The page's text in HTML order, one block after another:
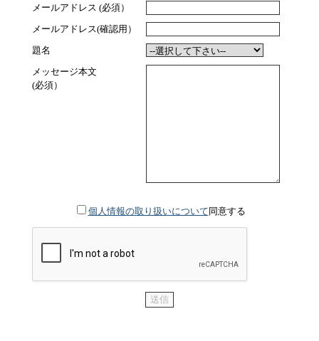
メールアドレス (必須）
メールアドレス(確認用）
題名
メッセージ本文
(必須）
個人情報の取り扱いについて 同意する